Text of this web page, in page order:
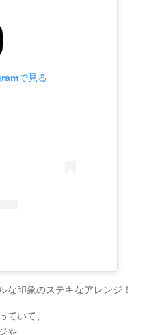
で見る
な印象のステキなアレンジ！
ていて、
や